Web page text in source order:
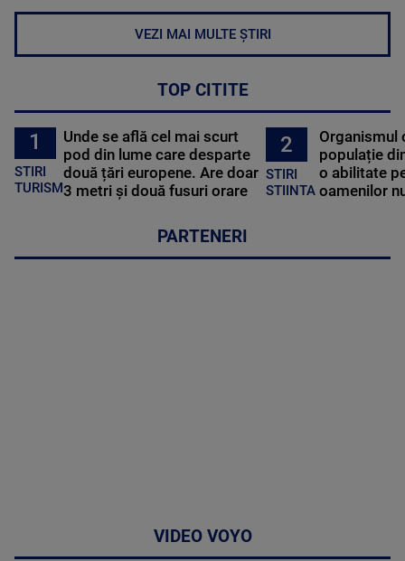
VEZI MAI MULTE ȘTIRI
TOP CITITE
1
STIRI
TURISM
Unde se află cel mai scurt
pod din lume care desparte
două țări europene. Are doar
3 metri și două fusuri orare
2
STIRI
STIINTA
Organismul
populație
o abilitate
oamenilor
PARTENERI
VIDEO VOYO